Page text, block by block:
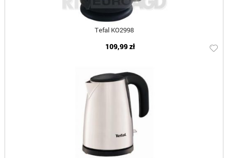
Tefal KO2998
109,99 zł